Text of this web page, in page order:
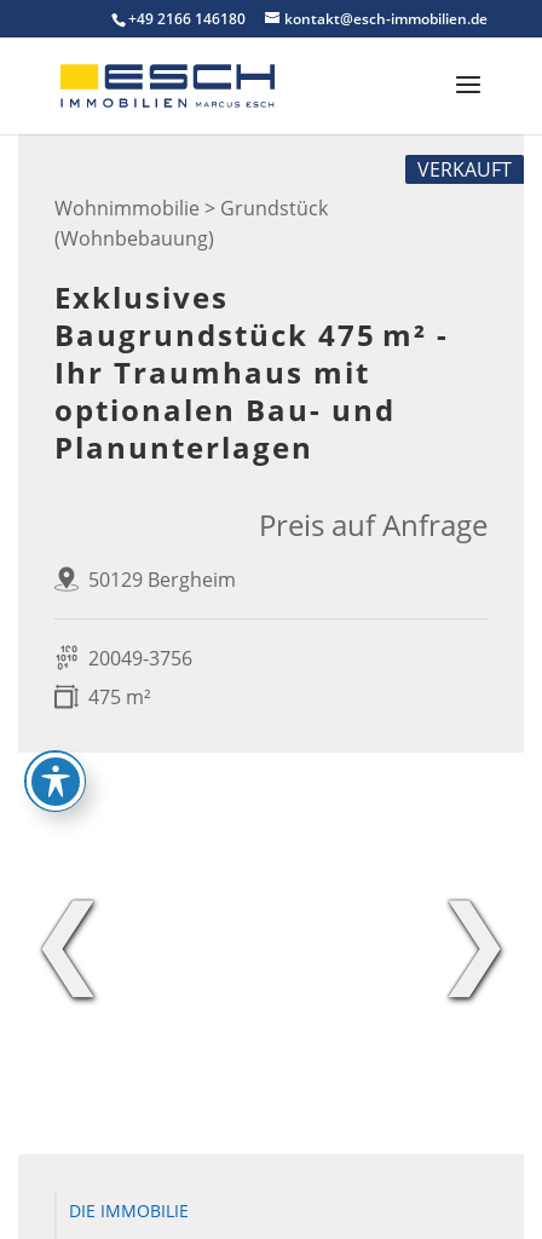
to
content
+49 2166 146180 kontakt@esch-immobilien.de
Wohnimmobilie > Grundstück
(Wohnbebauung)
VERKAUFT
Exklusives
Baugrundstück 475 m² -
Ihr Traumhaus mit
optionalen Bau- und
Planunterlagen
50129 Bergheim
Preis auf Anfrage
20049-3756
475 m²
❮ ❯
DIE IMMOBILIE